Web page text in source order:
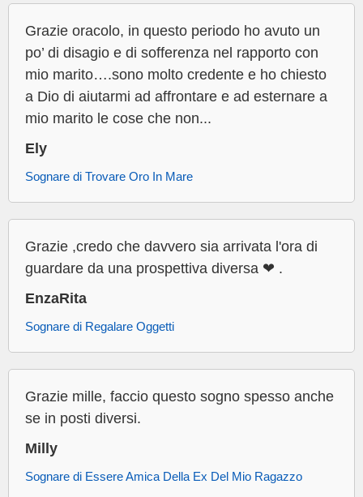
Grazie oracolo, in questo periodo ho avuto un
po’ di disagio e di sofferenza nel rapporto con
mio marito….sono molto credente e ho chiesto
a Dio di aiutarmi ad affrontare e ad esternare a
mio marito le cose che non...
Ely
Sognare di Trovare Oro In Mare
Grazie ,credo che davvero sia arrivata l'ora di
guardare da una prospettiva diversa ❤ .
EnzaRita
Sognare di Regalare Oggetti
Grazie mille, faccio questo sogno spesso anche
se in posti diversi.
Milly
Sognare di Essere Amica Della Ex Del Mio Ragazzo